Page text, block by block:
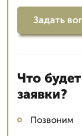
Задать
Что
заявки?
Позвоним